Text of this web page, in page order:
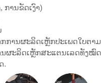
ການຂັດເງົາ)
ການຜະລິດເຫຼັກປະເພດໃບຕາມ
ຜະລິດເຫຼັກສະແຕນເລດທັງໝົດ
.